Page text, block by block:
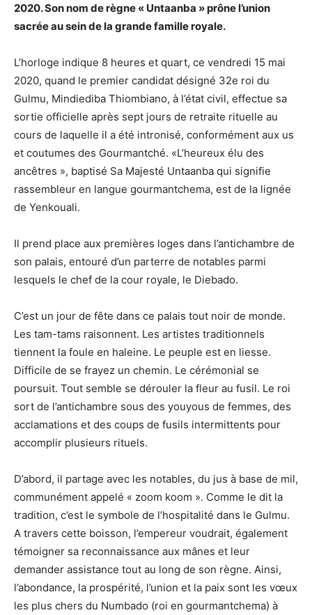
2020. Son nom de règne « Untaanba » prône l’union
sacrée au sein de la grande famille royale.
L’horloge indique 8 heures et quart, ce vendredi 15 mai
2020, quand le premier candidat désigné 32e roi du
Gulmu, Mindiediba Thiombiano, à l’état civil, effectue sa
sortie officielle après sept jours de retraite rituelle au
cours de laquelle il a été intronisé, conformément aux us
et coutumes des Gourmantché. «L’heureux élu des
ancêtres », baptisé Sa Majesté Untaanba qui signifie
rassembleur en langue gourmantchema, est de la lignée
de Yenkouali.
Il prend place aux premières loges dans l’antichambre de
son palais, entouré d’un parterre de notables parmi
lesquels le chef de la cour royale, le Diebado.
C’est un jour de fête dans ce palais tout noir de monde.
Les tam-tams raisonnent. Les artistes traditionnels
tiennent la foule en haleine. Le peuple est en liesse.
Difficile de se frayez un chemin. Le cérémonial se
poursuit. Tout semble se dérouler la fleur au fusil. Le roi
sort de l’antichambre sous des youyous de femmes, des
acclamations et des coups de fusils intermittents pour
accomplir plusieurs rituels.
D’abord, il partage avec les notables, du jus à base de mil,
communément appelé « zoom koom ». Comme le dit la
tradition, c’est le symbole de l’hospitalité dans le Gulmu.
A travers cette boisson, l’empereur voudrait, également
témoigner sa reconnaissance aux mânes et leur
demander assistance tout au long de son règne. Ainsi,
l’abondance, la prospérité, l’union et la paix sont les vœux
les plus chers du Numbado (roi en gourmantchema) à